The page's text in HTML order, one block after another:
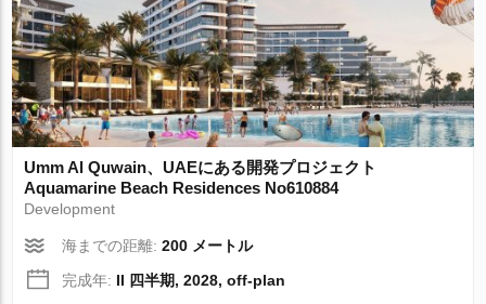
Umm Al Quwain、UAEにある開発プロジェクト
Aquamarine Beach Residences No610884
Development
海までの距離:200 メートル
完成年: II 四半期, 2028, off-plan